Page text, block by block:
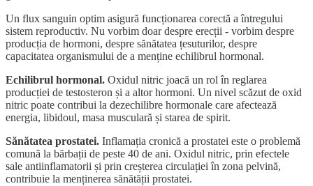
Un flux sanguin optim asigură funcționarea corectă a întregului
sistem reproductiv. Nu vorbim doar despre erecții - vorbim despre
producția de hormoni, despre sănătatea țesuturilor, despre
capacitatea organismului de a menține echilibrul hormonal.
Echilibrul hormonal. Oxidul nitric joacă un rol în reglarea
producției de testosteron și a altor hormoni. Un nivel scăzut de oxid
nitric poate contribui la dezechilibre hormonale care afectează
energia, libidoul, masa musculară și starea de spirit.
Sănătatea prostatei. Inflamația cronică a prostatei este o problemă
comună la bărbații de peste 40 de ani. Oxidul nitric, prin efectele
sale antiinflamatorii și prin creșterea circulației în zona pelvină,
contribuie la menținerea sănătății prostatei.